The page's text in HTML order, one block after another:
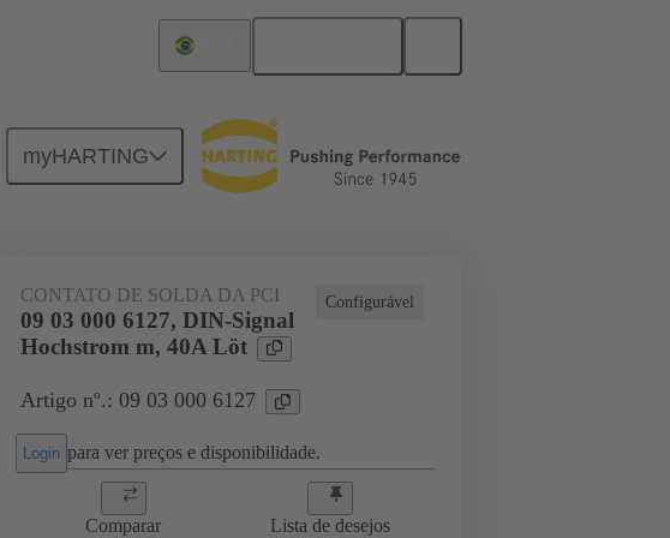
myHARTING
Conexão da placa-mãe para placa-filha 09 03 000 6127
Configurável
CONTATO DE SOLDA DA PCI
09 03 000 6127, DIN-Signal
Hochstrom m, 40A Löt
Artigo nº.: 09 03 000 6127
Login para ver preços e disponibilidade.
Comparar Lista de desejos